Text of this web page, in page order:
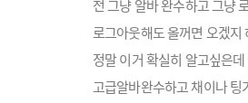
전 그냥 알바 완수하고 그냥
로그아웃해도 올꺼면 오겠지
정말 이거 확실히 알고싶은
고급알바완수하고 채이나